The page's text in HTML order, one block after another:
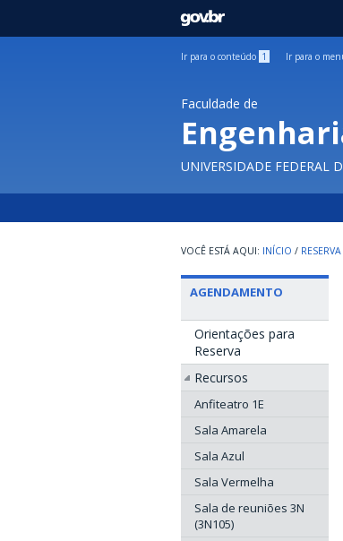
GOVBR
Ir para o conteúdo 1 Ir para o
Faculdade de
UNIVERSIDADE FEDERAL
INÍCIO /
AGENDAMENTO
Orientações para
Reserva
Recursos
Anfiteatro 1E
Sala Amarela
Sala Azul
Sala Vermelha
Sala de reuniões 3N
(3N105)